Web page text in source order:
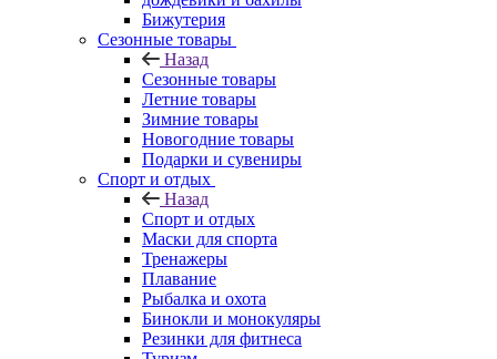
Бижутерия
Сезонные товары
Назад
Сезонные товары
Летние товары
Зимние товары
Новогодние товары
Подарки и сувениры
Спорт и отдых
Назад
Спорт и отдых
Маски для спорта
Тренажеры
Плавание
Рыбалка и охота
Бинокли и монокуляры
Резинки для фитнеса